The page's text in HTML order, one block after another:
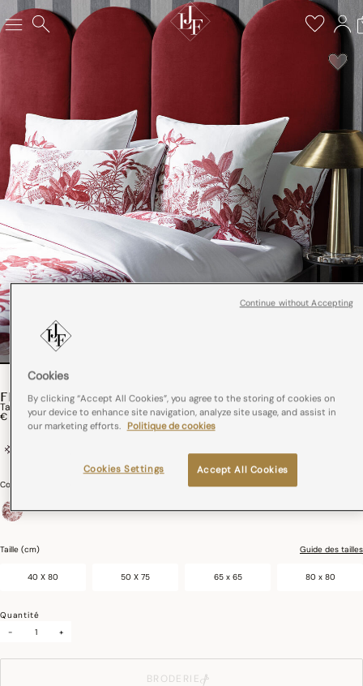
FEUILLES EN SCÈNE
Taie Feuilles En Scène Coton
€ 45,00
Couleurs :
Taille (cm) Guide des tailles
40 X 80 50 X 75 65 x 65 80 x 80
Quantité
-
+
BRODERIE
Cookies
By clicking “Accept All Cookies”, you agree to the storing of cookies on
your device to enhance site navigation, analyze site usage, and assist in
our marketing efforts. Politique de cookies
Accept All Cookies
Cookies Settings
Continue without Accepting